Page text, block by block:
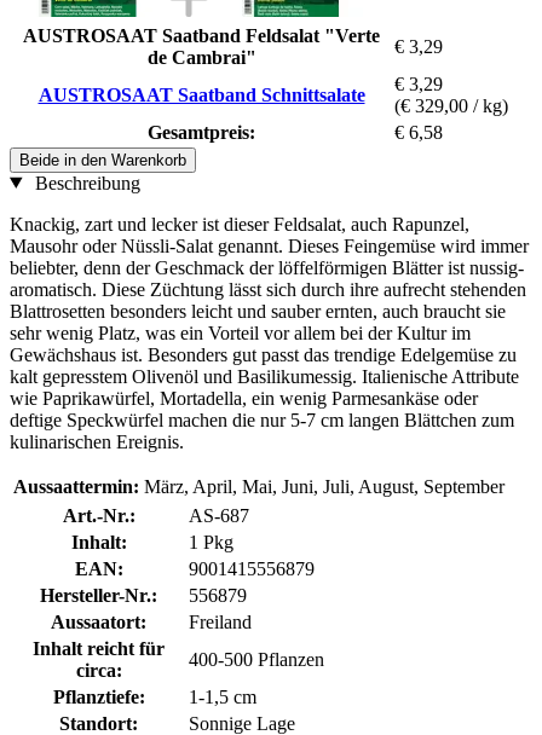
AUSTROSAAT Saatband Feldsalat "Verte
de Cambrai"
€ 3,29
AUSTROSAAT Saatband Schnittsalate
€ 3,29
(€ 329,00 / kg)
Gesamtpreis:
€ 6,58
Beide in den Warenkorb
Beschreibung
Knackig, zart und lecker ist dieser Feldsalat, auch Rapunzel,
Mausohr oder Nüssli-Salat genannt. Dieses Feingemüse wird immer
beliebter, denn der Geschmack der löffelförmigen Blätter ist nussig-
aromatisch. Diese Züchtung lässt sich durch ihre aufrecht stehenden
Blattrosetten besonders leicht und sauber ernten, auch braucht sie
sehr wenig Platz, was ein Vorteil vor allem bei der Kultur im
Gewächshaus ist. Besonders gut passt das trendige Edelgemüse zu
kalt gepresstem Olivenöl und Basilikumessig. Italienische Attribute
wie Paprikawürfel, Mortadella, ein wenig Parmesankäse oder
deftige Speckwürfel machen die nur 5-7 cm langen Blättchen zum
kulinarischen Ereignis.
Aussaattermin: März, April, Mai, Juni, Juli, August, September
Art.-Nr.:
AS-687
Inhalt:
1 Pkg
EAN:
9001415556879
Hersteller-Nr.:
556879
Aussaatort:
Freiland
Inhalt reicht für
circa:
400-500 Pflanzen
Pflanztiefe:
1-1,5 cm
Standort:
Sonnige Lage